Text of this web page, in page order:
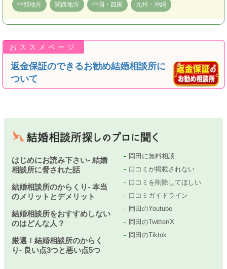
中部地方 関西地方 中国・四国 九州・沖縄
返金保証のできるお勧め結婚相談所に
ついて
はじめにお読み下さい- 結婚
相談所に脅された話
結婚相談所のからくり- 本当
のメリットとデメリット
結婚相談所をおすすめしない
のはどんな人？
厳選！結婚相談所のからく
り- 良い点3つと悪い点5つ
岡田に無料相談
口コミが掲載されない
口コミを削除してほしい
口コミガイドライン
岡田のYoutube
岡田のTwitter/X
岡田のTiktok